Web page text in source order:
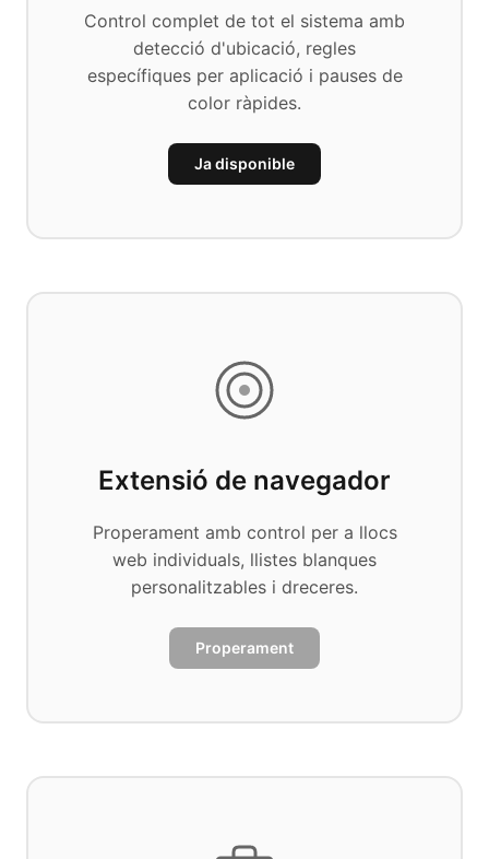
Control complet de tot el sistema amb
detecció d'ubicació, regles
específiques per aplicació i pauses de
color ràpides.
Ja disponible
Extensió de navegador
Properament amb control per a llocs
web individuals, llistes blanques
personalitzables i dreceres.
Properament